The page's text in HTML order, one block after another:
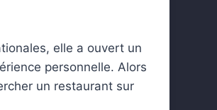
elle a ouvert un
personnelle. Alors
un restaurant sur